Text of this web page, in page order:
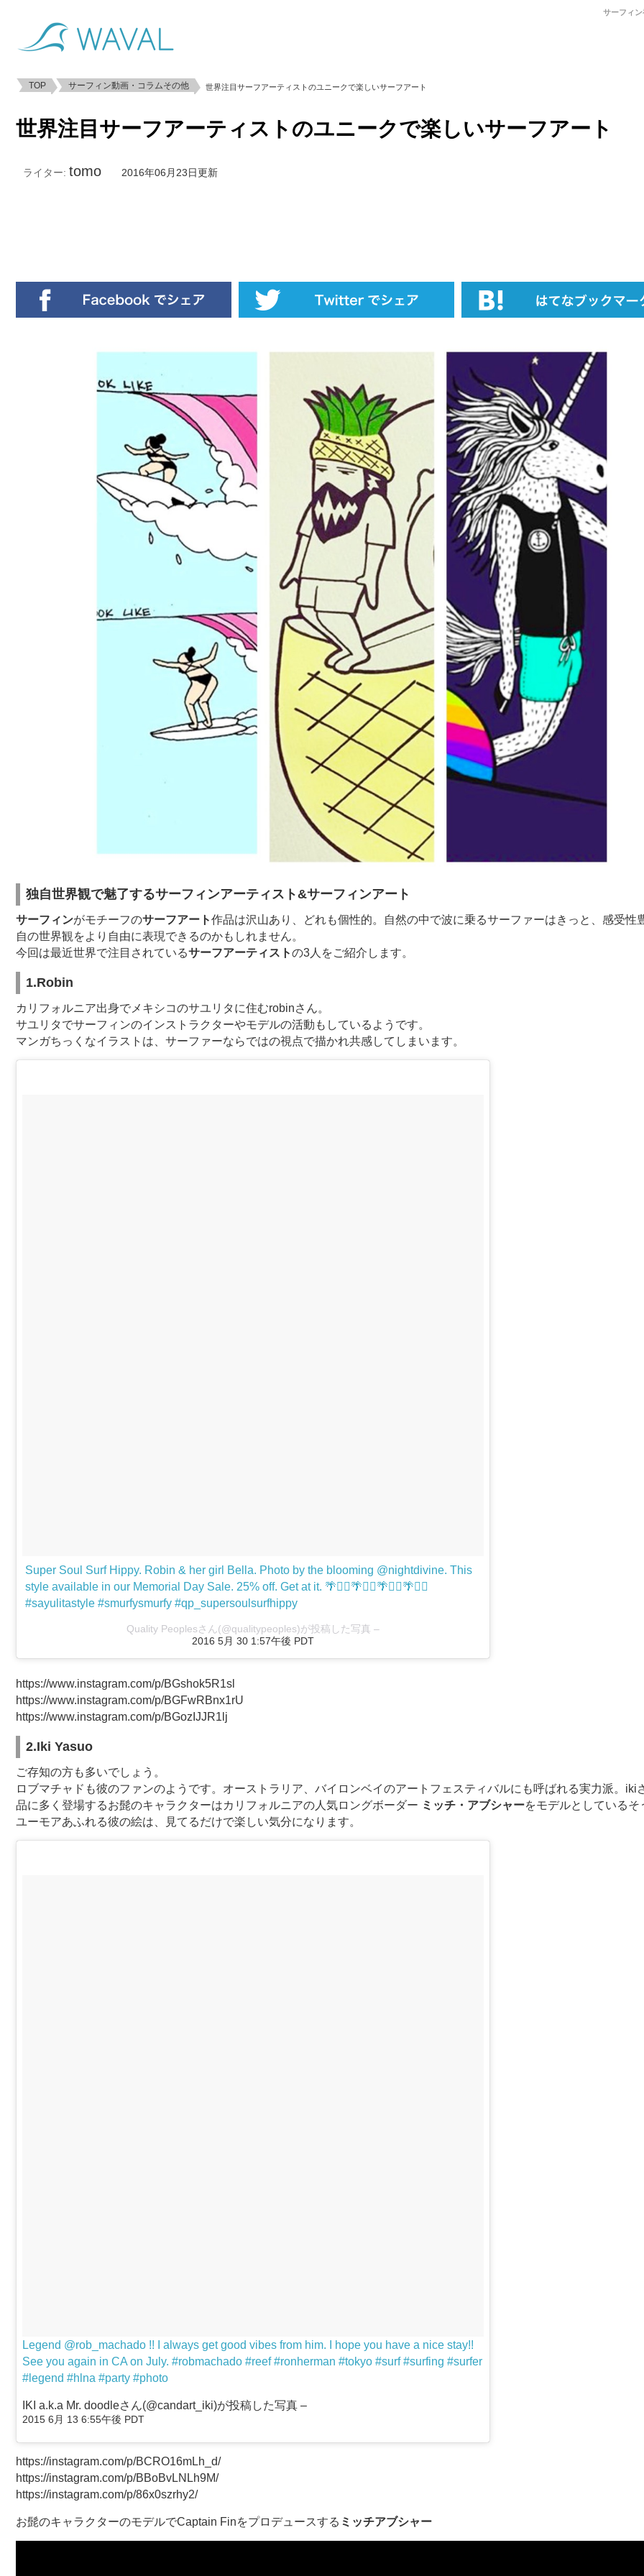
サーフィ
TOP サーフィン動画・コラムその他 世界注目サーフアーティストのユニークで楽しいサーフアート
世界注目サーフアーティストのユニークで楽しいサーフアート
ライター: tomo 2016年06月23日更新
独自世界観で魅了するサーフィンアーティスト&サーフィンアート
サーフィンがモチーフのサーフアート作品は沢山あり、どれも個性的。自然の中で波に乗るサーファーはきっと、感受性
自の世界観をより自由に表現できるのかもしれません。
今回は最近世界で注目されているサーフアーティストの3人をご紹介します。
1.Robin
カリフォルニア出身でメキシコのサユリタに住むrobinさん。
サユリタでサーフィンのインストラクターやモデルの活動もしているようです。
マンガちっくなイラストは、サーファーならではの視点で描かれ共感してしまいます。
Super Soul Surf Hippy. Robin & her girl Bella. Photo by the blooming @nightdivine. This
style available in our Memorial Day Sale. 25% off. Get at it. 🌴✌🏼️🌴✌🏼🌴✌🏼🌴✌🏼
#sayulitastyle #smurfysmurfy #qp_supersoulsurfhippy
Quality Peoplesさん(@qualitypeoples)が投稿した写真 –
2016 5月 30 1:57午後 PDT
https://www.instagram.com/p/BGshok5R1sl
https://www.instagram.com/p/BGFwRBnx1rU
https://www.instagram.com/p/BGozIJJR1lj
2.Iki Yasuo
ご存知の方も多いでしょう。
ロブマチャドも彼のファンのようです。オーストラリア、バイロンベイのアートフェスティバルにも呼ばれる実力派。iki
品に多く登場するお髭のキャラクターはカリフォルニアの人気ロングボーダー ミッチ・アブシャーをモデルとしているそ
ユーモアあふれる彼の絵は、見てるだけで楽しい気分になります。
Legend @rob_machado !! I always get good vibes from him. I hope you have a nice stay!!
See you again in CA on July. #robmachado #reef #ronherman #tokyo #surf #surfing #surfer
#legend #hlna #party #photo
IKI a.k.a Mr. doodleさん(@candart_iki)が投稿した写真 –
2015 6月 13 6:55午後 PDT
https://instagram.com/p/BCRO16mLh_d/
https://instagram.com/p/BBoBvLNLh9M/
https://instagram.com/p/86x0szrhy2/
お髭のキャラクターのモデルでCaptain Finをプロデュースする ミッチアブシャー